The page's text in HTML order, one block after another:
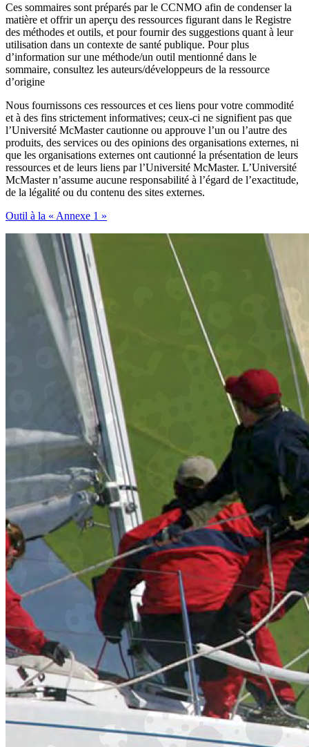
Ces sommaires sont préparés par le CCNMO afin de condenser la
matière et offrir un aperçu des ressources figurant dans le Registre
des méthodes et outils, et pour fournir des suggestions quant à leur
utilisation dans un contexte de santé publique. Pour plus
d’information sur une méthode/un outil mentionné dans le
sommaire, consultez les auteurs/développeurs de la ressource
d’origine
Nous fournissons ces ressources et ces liens pour votre commodité
et à des fins strictement informatives; ceux-ci ne signifient pas que
l’Université McMaster cautionne ou approuve l’un ou l’autre des
produits, des services ou des opinions des organisations externes, ni
que les organisations externes ont cautionné la présentation de leurs
ressources et de leurs liens par l’Université McMaster. L’Université
McMaster n’assume aucune responsabilité à l’égard de l’exactitude,
de la légalité ou du contenu des sites externes.
Outil à la « Annexe 1 »